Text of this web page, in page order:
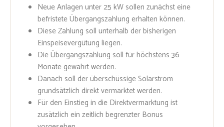
Neue Anlagen unter 25 kW sollen zunächst eine
befristete Übergangszahlung erhalten können.
Diese Zahlung soll unterhalb der bisherigen
Einspeisevergütung liegen.
Die Übergangszahlung soll für höchstens 36
Monate gewährt werden.
Danach soll der überschüssige Solarstrom
grundsätzlich direkt vermarktet werden.
Für den Einstieg in die Direktvermarktung ist
zusätzlich ein zeitlich begrenzter Bonus